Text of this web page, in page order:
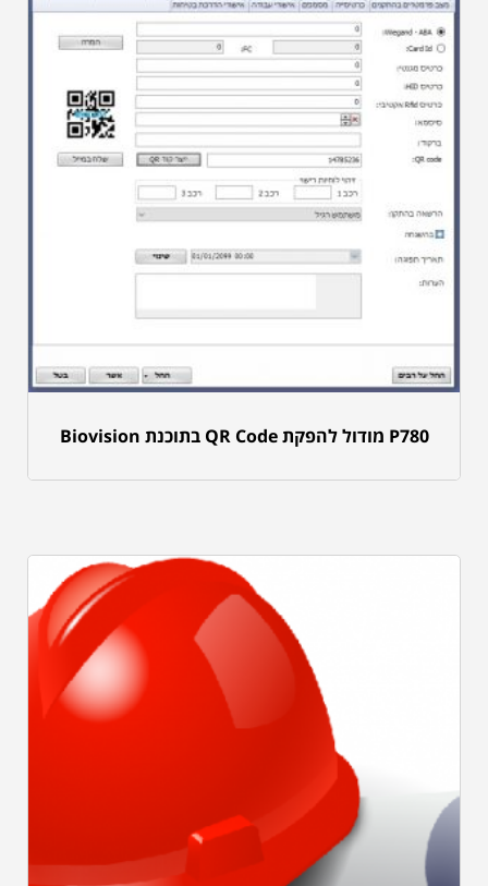
P780 מודול להפקת QR Code בתוכנת Biovision